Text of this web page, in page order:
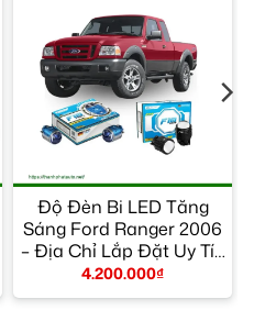
Độ Đèn Bi LED Tăng
Sáng Ford Ranger 2006
– Địa Chỉ Lắp Đặt Uy Tín
TPHCM
4.200.000₫